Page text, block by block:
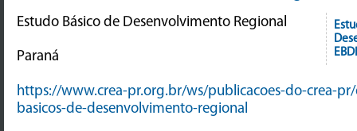
Estudo Básico de Desenvolvimento Regional
Paraná
https://www.crea-pr.org.br/ws/publicacoes-do-crea-
basicos-de-desenvolvimento-regional